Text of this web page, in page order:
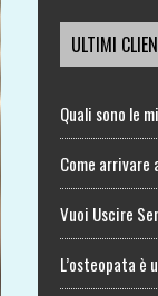
ULTIMI
Quali sono le
Come arrivare
Vuoi Uscire
L’osteopata è